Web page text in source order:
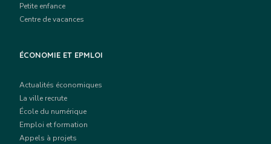
Petite enfance
Centre de vacances
ÉCONOMIE ET EPMLOI
Actualités économiques
La ville recrute
École du numérique
Emploi et formation
Appels à projets